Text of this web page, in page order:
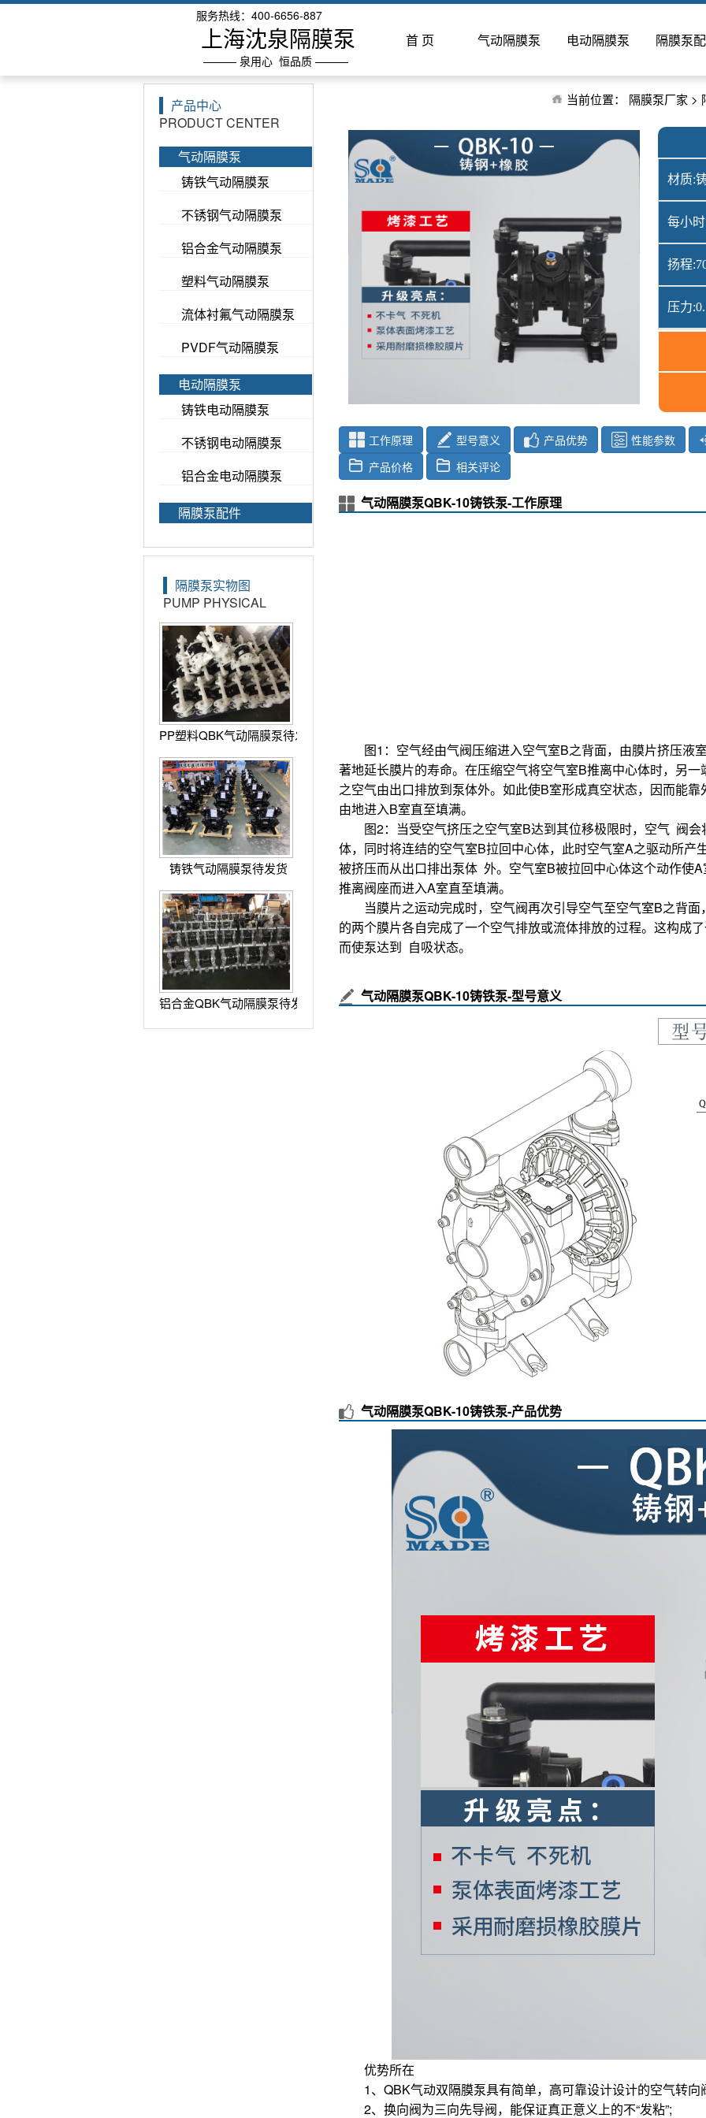
服务热线：400-6656-887
上海沈泉隔膜泵
——— 泉用心 恒品质 ———
首 页 气动隔膜泵 电动隔膜泵 隔膜泵
产品中心
PRODUCT CENTER
气动隔膜泵
铸铁气动隔膜泵
不锈钢气动隔膜泵
铝合金气动隔膜泵
塑料气动隔膜泵
流体衬氟气动隔膜泵
PVDF气动隔膜泵
电动隔膜泵
铸铁电动隔膜泵
不锈钢电动隔膜泵
铝合金电动隔膜泵
隔膜泵配件
隔膜泵实物图
PUMP PHYSICAL
PP塑料QBK气动隔膜泵待发货
铸铁气动隔膜泵待发货
铝合金QBK气动隔膜泵待发货
当前位置： 隔膜泵厂家 >
材质:
每小
扬程
压力
工作原理 型号意义 产品优势
性能参数
产品价格
相关评论
气动隔膜泵QBK-10铸铁泵-工作原理
图1 ：空气经由气阀压缩进入空气室B之背面，由膜片挤压液
著地延长膜片的寿命。在压缩空气将空气室B推离中心体时，另一
之空气由出口排放到泵体外。如此使B室形成真空状态，因而能
由地进入B室直至填满。
图2：当受空气挤压之空气室B达到其位移极限时，空气 阀会
体，同时将连结的空气室B拉回中心体，此时空气室A之驱动所产
被挤压而从出口排出泵体 外。空气室B被拉回中心体这个动作使A
推离阀座而进入A室直至填满。
当膜片之运动完成时，空气阀再次引导空气至空气室B之背面
的两个膜片各自完成了一个空气排放或流体排放的过程。这构成
而使泵达到 自吸状态。
气动隔膜泵QBK-10铸铁泵-型号意义
气动隔膜泵QBK-10铸铁泵-产品优势
优势所在
1、QBK气动双隔膜泵具有简单，高可靠设计设计的空气转向
2、换向阀为三向先导阀，能保证真正意义上的不“发粘”;